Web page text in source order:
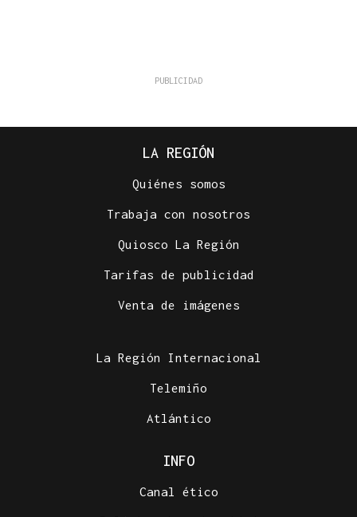
LA REGIÓN
Quiénes somos
Trabaja con nosotros
Quiosco La Región
Tarifas de publicidad
Venta de imágenes
La Región Internacional
Telemiño
Atlántico
INFO
Canal ético